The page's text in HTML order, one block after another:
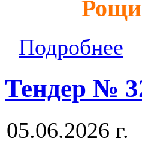
Подробнее
Тендер №
05.06.2026 г.